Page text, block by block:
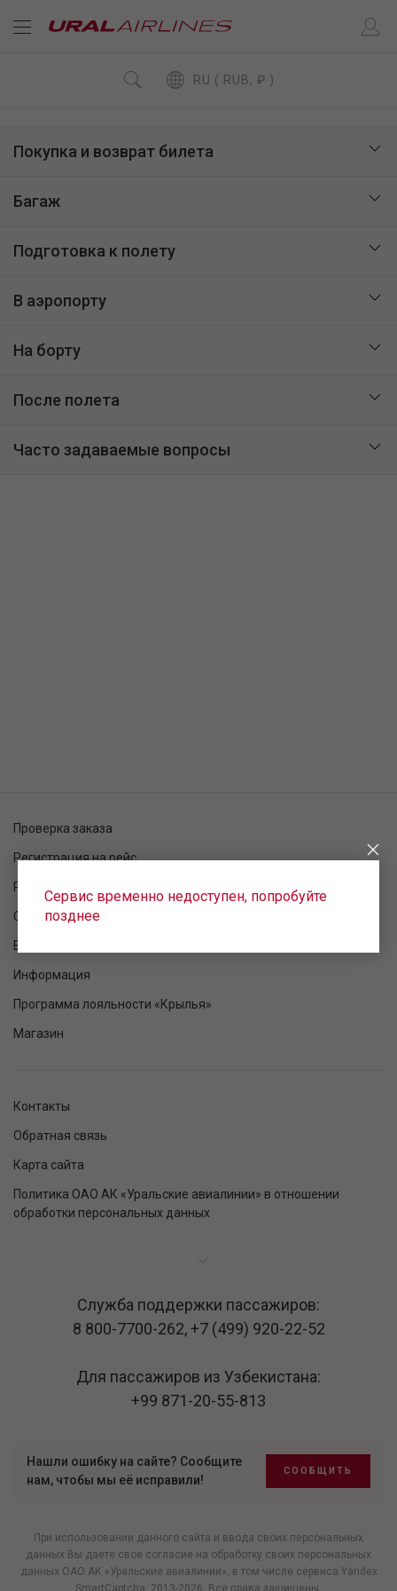
RU ( RUB, ₽ )
Покупка и возврат билета
Багаж
Подготовка к полету
В аэропорту
На борту
После полета
Часто задаваемые вопросы
Сервис временно недоступен, попробуйте
позднее
Проверка заказа
Регистрация на рейс
Расписание рейсов
Статус рейса
Ваш полет
Информация
Программа лояльности «Крылья»
Магазин
Контакты
Обратная связь
Карта сайта
Политика ОАО АК «Уральские авиалинии» в отношении
обработки персональных данных
Служба поддержки пассажиров:
8 800-7700-262,+7 (499) 920-22-52
Для пассажиров из Узбекистана:
+99 871-20-55-813
Нашли ошибку на сайте? Сообщите
нам, чтобы мы её исправили!
СООБЩИТЬ
При использовании данного сайта и ввода своих персональных
данных Вы даете свое согласие на обработку своих персональных
данных ОАО АК «Уральские авиалинии», в том числе сервиса Yandex
SmartCaptcha , 2013-2026. Все права защищены.